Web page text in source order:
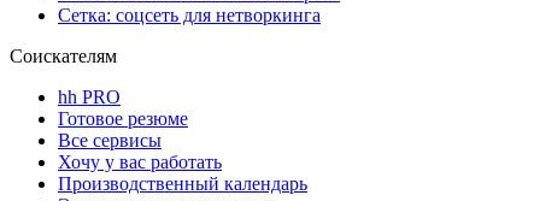
Сетка: соцсеть для нетворкинга
Соискателям
hh PRO
Готовое резюме
Все сервисы
Хочу у вас работать
Производственный календарь